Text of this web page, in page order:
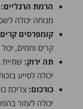
הרמת הרגליים:
מנוחה יכולה
קומפרסים
קרים וחמים,
תה ירוק: שתיית
יכולה לסייע
כורכום: צריכת
יכולה לעזור